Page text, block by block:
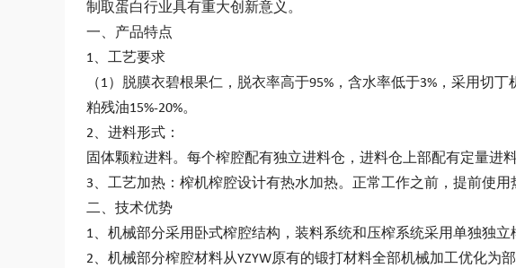
制取蛋白行业具有重大创新意义。
一、产品特点
1、工艺要求
（1）脱膜衣碧根果仁，脱衣率高于95%，含水率低于3%，采用切
粕残油15%-20%。
2、进料形式：
固体颗粒进料。每个榨腔配有独立进料仓，进料仓上部配有定量进
3、工艺加热：榨机榨腔设计有热水加热。正常工作之前，提前使
二、技术优势
1、机械部分采用卧式榨腔结构，装料系统和压榨系统采用单独独
2、机械部分榨腔材料从YZYW原有的锻打材料全部机械加工优化